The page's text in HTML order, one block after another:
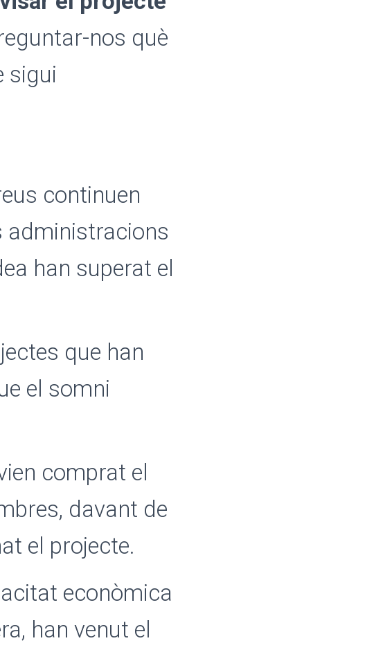
nos què
sigui
continuen
administracions
han superat el
que han
el somni
comprat el
davant de
el projecte.
econòmica
han venut el